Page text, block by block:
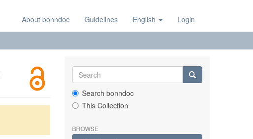
About bonndoc Guidelines English Login
Search bonndoc
This Collection
BROWSE